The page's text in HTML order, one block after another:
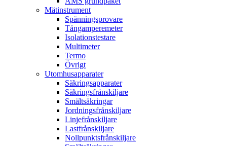
Mätinstrument
Spänningsprovare
Tångamperemeter
Isolationstestare
Multimeter
Termo
Övrigt
Utomhusapparater
Säkringsapparater
Säkringsfrånskiljare
Smältsäkringar
Jordningsfrånskiljare
Linjefrånskiljare
Lastfrånskiljare
Nollpunktsfrånskiljare